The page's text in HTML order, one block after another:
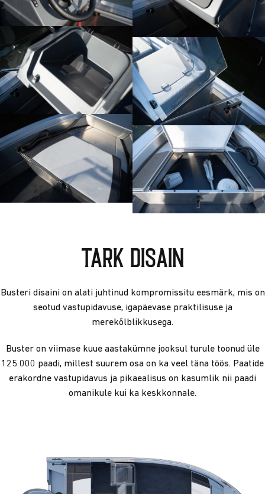
Tark Disain
Busteri disaini on alati juhtinud kompromissitu eesmärk, mis on
seotud vastupidavuse, igapäevase praktilisuse ja
merekõlblikkusega.
Buster on viimase kuue aastakümne jooksul turule toonud üle
125 000 paadi, millest suurem osa on ka veel täna töös. Paatide
erakordne vastupidavus ja pikaealisus on kasumlik nii paadi
omanikule kui ka keskkonnale.